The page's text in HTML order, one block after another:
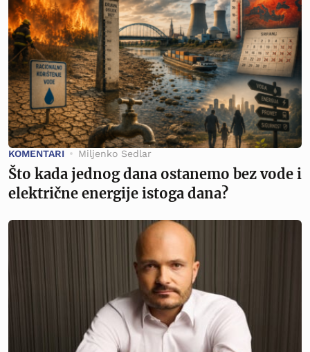
KOMENTARI Miljenko Sedlar
Što kada jednog dana ostanemo bez vode i
električne energije istoga dana?